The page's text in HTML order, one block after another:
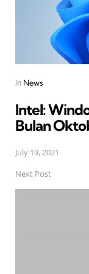
Posted
in News
Intel:
Bulan
July 19, 2021
Next Post